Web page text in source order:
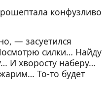
конфузливо
— засуетился
силки… Найду
И хворосту наберу…
То-то будет